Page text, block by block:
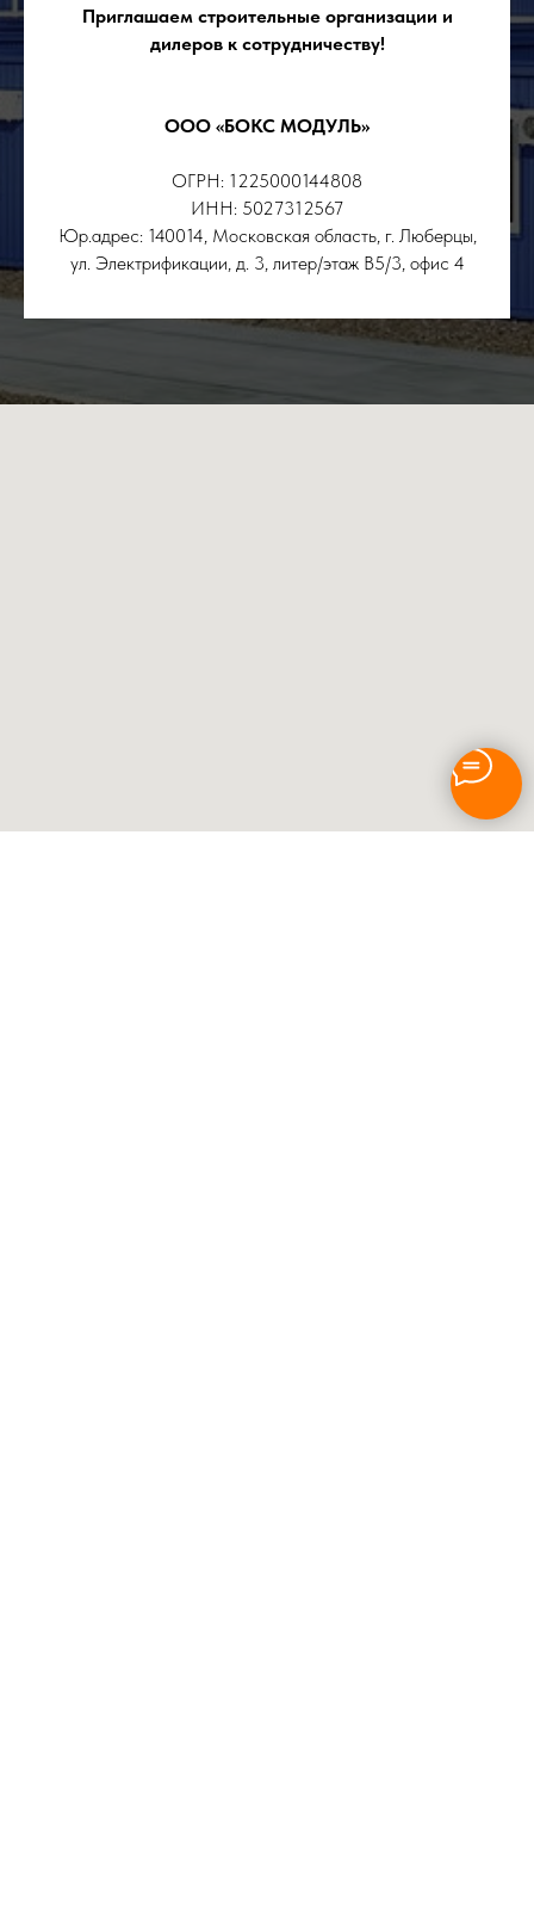
Приглашаем строительные организации и
дилеров к сотрудничеству!
ООО «БОКС МОДУЛЬ»
ОГРН: 1225000144808
ИНН: 5027312567
Юр.адрес: 140014, Московская область, г. Люберцы,
ул. Электрификации, д. 3, литер/этаж В5/3, офис 4